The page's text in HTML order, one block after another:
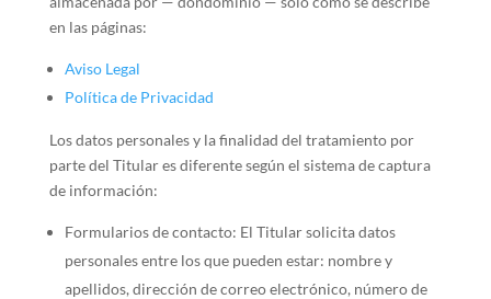
en las páginas:
Aviso Legal
Política de Privacidad
Los datos personales y la finalidad del tratamiento por
parte del Titular es diferente según el sistema de captura
de información:
Formularios de contacto: El Titular solicita datos
personales entre los que pueden estar: nombre y
apellidos, dirección de correo electrónico, número de